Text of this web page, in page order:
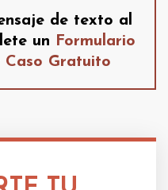
de texto al
un Formulario
Caso Gratuito